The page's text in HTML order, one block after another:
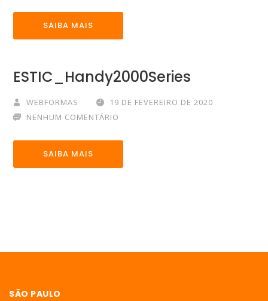
SAIBA MAIS
ESTIC_Handy2000Series
WEBFORMAS
19 DE FEVEREIRO DE 2020
NENHUM COMENTÁRIO
SAIBA MAIS
SÃO PAULO